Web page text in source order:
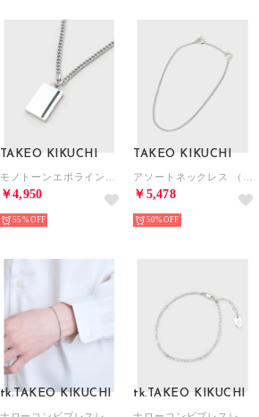
TAKEO KIKUCHI
￥4,950
55%
TAKEO KIKUCHI
￥5,478
50%
tk.TAKEO KIKUCHI tk.TAKEO KIKUCHI